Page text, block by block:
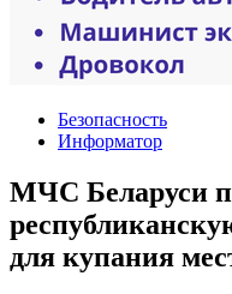
Безопасность
Информатор
МЧС Беларуси
для купания